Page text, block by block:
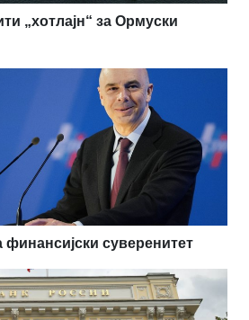
„хотлајн“ за Ормуски
финансијски суверенитет